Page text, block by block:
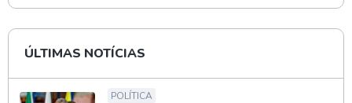
ÚLTIMAS NOTÍCIAS
POLÍTICA